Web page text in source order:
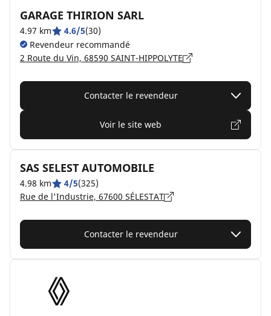
GARAGE THIRION SARL
4.97 km 4.6/5(30)
Revendeur recommandé
2 Route du Vin, 68590 SAINT-HIPPOLYTE
Contacter le revendeur
Voir le site web
SAS SELEST AUTOMOBILE
4.98 km 4/5(325)
Rue de l'Industrie, 67600 SÉLESTAT
Contacter le revendeur